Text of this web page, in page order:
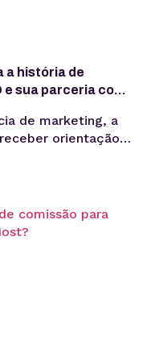
a história de
e sua parceria com
de marketing, a
orientação
pouco sobre o
MarketMED –
do...